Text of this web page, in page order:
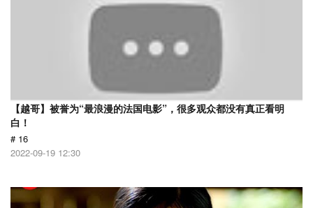
【越哥】被誉为“最浪漫的法国电影”，很多观众都没有真正看明
白！
# 16
2022-09-19 12:30